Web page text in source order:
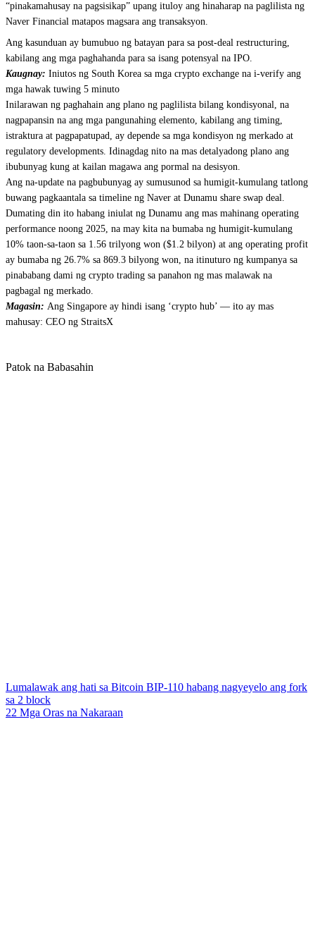
“pinakamahusay na pagsisikap” upang ituloy ang hinaharap na paglilista ng
Naver Financial matapos magsara ang transaksyon.
Ang kasunduan ay bumubuo ng batayan para sa post-deal restructuring,
kabilang ang mga paghahanda para sa isang potensyal na IPO.
Kaugnay: Iniutos ng South Korea sa mga crypto exchange na i-verify ang
mga hawak tuwing 5 minuto
Inilarawan ng paghahain ang plano ng paglilista bilang kondisyonal, na
nagpapansin na ang mga pangunahing elemento, kabilang ang timing,
istraktura at pagpapatupad, ay depende sa mga kondisyon ng merkado at
regulatory developments. Idinagdag nito na mas detalyadong plano ang
ibubunyag kung at kailan magawa ang pormal na desisyon.
Ang na-update na pagbubunyag ay sumusunod sa humigit-kumulang tatlong
buwang pagkaantala sa timeline ng Naver at Dunamu share swap deal.
Dumating din ito habang iniulat ng Dunamu ang mas mahinang operating
performance noong 2025, na may kita na bumaba ng humigit-kumulang
10% taon-sa-taon sa 1.56 trilyong won ($1.2 bilyon) at ang operating profit
ay bumaba ng 26.7% sa 869.3 bilyong won, na itinuturo ng kumpanya sa
pinababang dami ng crypto trading sa panahon ng mas malawak na
pagbagal ng merkado.
Magasin: Ang Singapore ay hindi isang ‘crypto hub’ — ito ay mas
mahusay: CEO ng StraitsX
Patok na Babasahin
Lumalawak ang hati sa Bitcoin BIP-110 habang nagyeyelo ang fork
sa 2 block
22 Mga Oras na Nakaraan